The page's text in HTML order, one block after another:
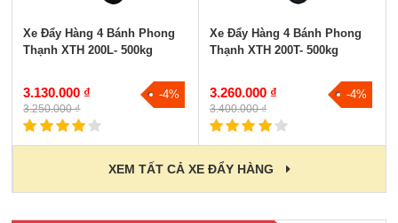
Xe Đẩy Hàng 4 Bánh Phong
Thạnh XTH 200L- 500kg
3.130.000 ₫
3.250.000 ₫
-4%
Xe Đẩy Hàng 4 Bánh Phong
Thạnh XTH 200T- 500kg
3.260.000 ₫
3.400.000 ₫
-4%
XEM TẤT CẢ XE ĐẨY HÀNG